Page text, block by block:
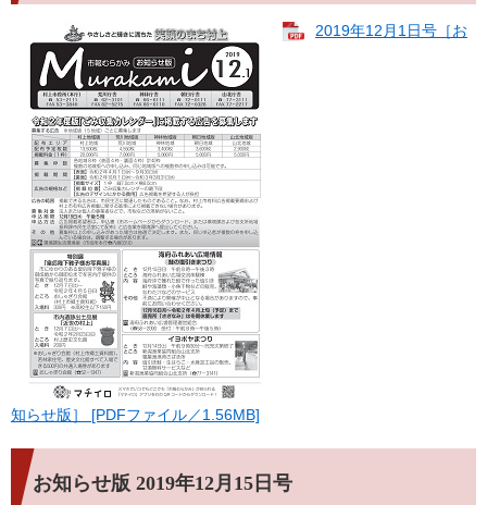
2019年12月1日号［お
知らせ版］ [PDFファイル／1.56MB]
お知らせ版 2019年12月15日号